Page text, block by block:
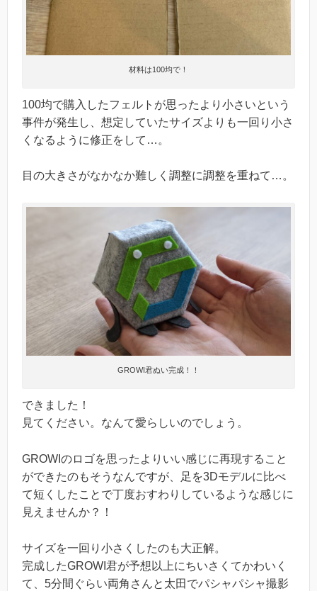
材料は100均で！
100均で購入したフェルトが思ったより小さいという
事件が発生し、想定していたサイズよりも一回り小さ
くなるように修正をして…。
目の大きさがなかなか難しく調整に調整を重ねて…。
GROWI君ぬい完成！！
できました！
見てください。なんて愛らしいのでしょう。
GROWIのロゴを思ったよりいい感じに再現すること
ができたのもそうなんですが、足を3Dモデルに比べ
て短くしたことで丁度おすわりしているような感じに
見えませんか？！
サイズを一回り小さくしたのも大正解。
完成したGROWI君が予想以上にちいさくてかわいく
て、5分間ぐらい両角さんと太田でパシャパシャ撮影